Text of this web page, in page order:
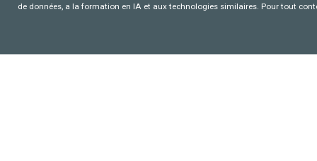
de données, a la formation en IA et aux technologies similaires. Pour tout